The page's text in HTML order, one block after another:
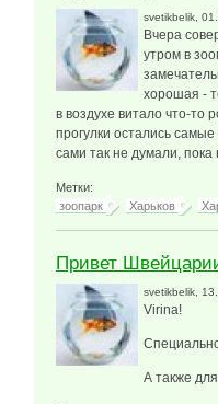
svetikbelik ,
Вчера
утром в
хорошая -
в воздухе витало что-то
прогулки остались
сами так не думали, пока
Метки:
зоопарк
Харьков
Привет
svetikbelik ,
Virina!
А также